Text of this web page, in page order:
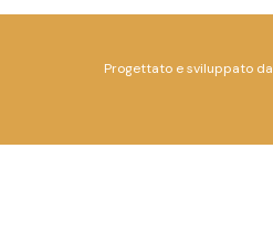
Progettato e sviluppato da